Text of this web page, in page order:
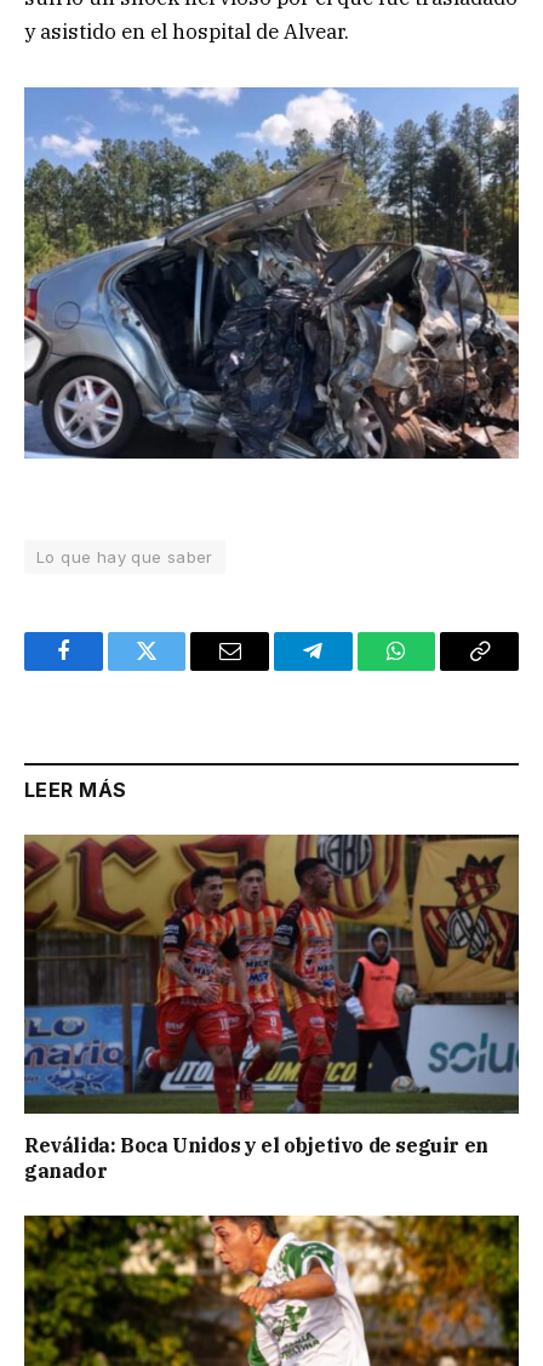
y asistido en el hospital de Alvear.
Lo que hay que saber
FacebookTwitter Email TelegramWhatsAppCopy
LEER MÁS
Reválida: Boca Unidos y el objetivo de seguir en
ganador